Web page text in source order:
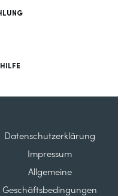
Datenschutzerklärung
Impressum
Allgemeine
Geschäftsbedingungen